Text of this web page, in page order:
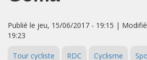
Publié le jeu, 15/06/2017 - 19:15 |
19:23
Tour cycliste RDC Cyclisme